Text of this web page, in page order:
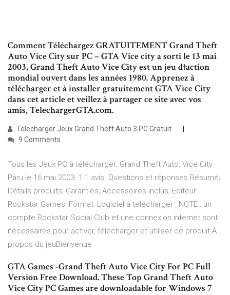
Comment Téléchargez GRATUITEMENT Grand Theft
Auto Vice City sur PC – GTA Vice city a sorti le 13 mai
2003, Grand Theft Auto Vice City est un jeu d†action
mondial ouvert dans les années 1980. Apprenez à
télécharger et à installer gratuitement GTA Vice City
dans cet article et veillez à partager ce site avec vos
amis, TelechargerGTA.com.
Telecharger Jeux Grand Theft Auto 3 PC Gratuit ...
9 Comments
Tous les Jeux PC à télécharger; Grand Theft Auto: Vice City
Paru le 16 mai 2003. 1 1 avis. Questions et réponses Résumé;
Détails produits; Garanties; Accessoires inclus; Editeur:
Rockstar Games: Format: Logiciel à télécharger : NOTE : un
compte Rockstar Social Club et une connexion internet sont
nécessaires pour activer, télécharger et utiliser ce produit.À
propos du jeuBienvenue
GTA Games -Grand Theft Auto Vice City For PC Full
Version Free Download. These Top Grand Theft Auto
Vice City PC Games are downloadable for Windows 7